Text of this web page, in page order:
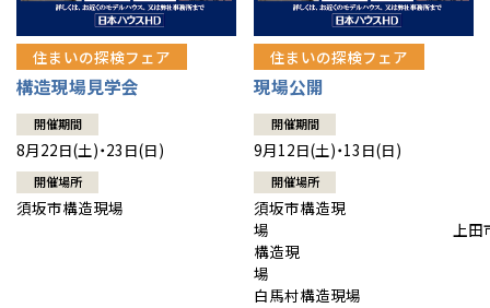
住まいの探検フェア
構造現場見学会
開催期間
8月22日(土)・23日(日)
開催場所
須坂市構造現場
住まいの探検フェア
現場公開
開催期間
9月12日(土)・13日(日)
開催場所
須坂市構造現
場 上田
構造現
白馬村構造現場